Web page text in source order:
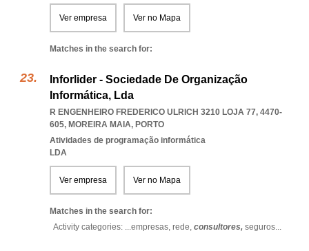
Ver empresa Ver no Mapa
Matches in the search for:
Inforlider - Sociedade De Organização
Informática, Lda
R ENGENHEIRO FREDERICO ULRICH 3210 LOJA 77, 4470-
605, MOREIRA MAIA, PORTO
Atividades de programação informática
LDA
Ver empresa Ver no Mapa
Matches in the search for:
Activity categories: ...empresas, rede, consultores, seguros...